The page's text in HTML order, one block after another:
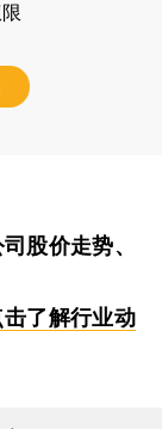
股价走势、
击了解行业动